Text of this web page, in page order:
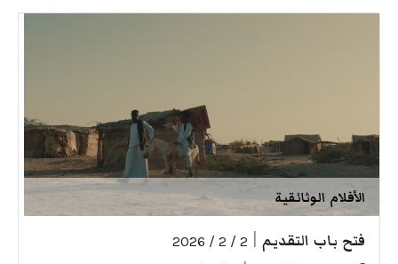
الأفلام الوثائقية
فتح باب التقديم 2 / 2 / 2026